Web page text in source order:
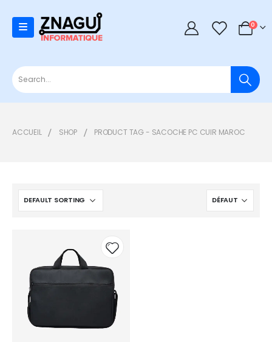
0 0
ACCUEIL SHOP PRODUCT TAG - SACOCHE PC CUIR MAROC
Add to
wishlist